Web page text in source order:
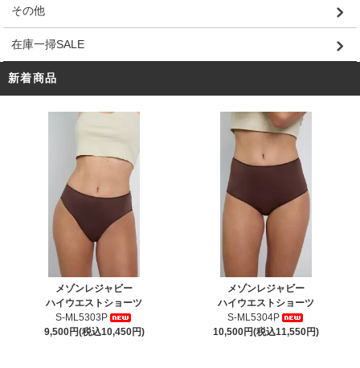
その他
在庫一掃SALE
新着商品
メゾンレジャビー
ハイウエストショーツ
S-ML5303P
9,500円(税込10,450円)
メゾンレジャビー
ハイウエストショーツ
S-ML5304P
10,500円(税込11,550円)